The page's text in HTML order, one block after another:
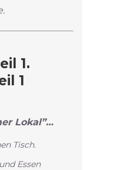
1.
1
Lokal”…
Tisch.
Essen